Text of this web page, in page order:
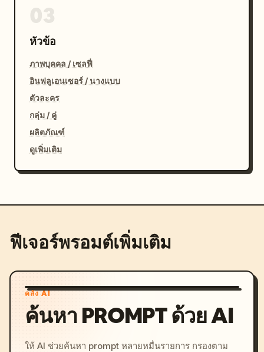
หัวข้อ
ภาพบุคคล / เซลฟี่
อินฟลูเอนเซอร์ / นางแบบ
ตัวละคร
กลุ่ม / คู่
ผลิตภัณฑ์
ดูเพิ่มเติม
ฟีเจอร์พรอมต์เพิ่มเติม
คลัง AI
ค้นหา PROMPT ด้วย AI
ให้ AI ช่วยค้นหา prompt หลายหมื่นรายการ กรองตาม